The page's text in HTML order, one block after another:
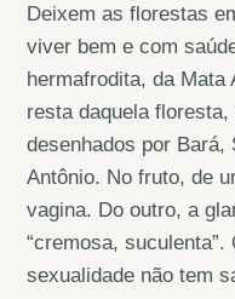
Deixem as florestas
viver bem e com
hermafrodita, da Mata
resta daquela
desenhados por Bará,
Antônio. No fruto, de
vagina. Do outro, a
“cremosa,
sexualidade não tem